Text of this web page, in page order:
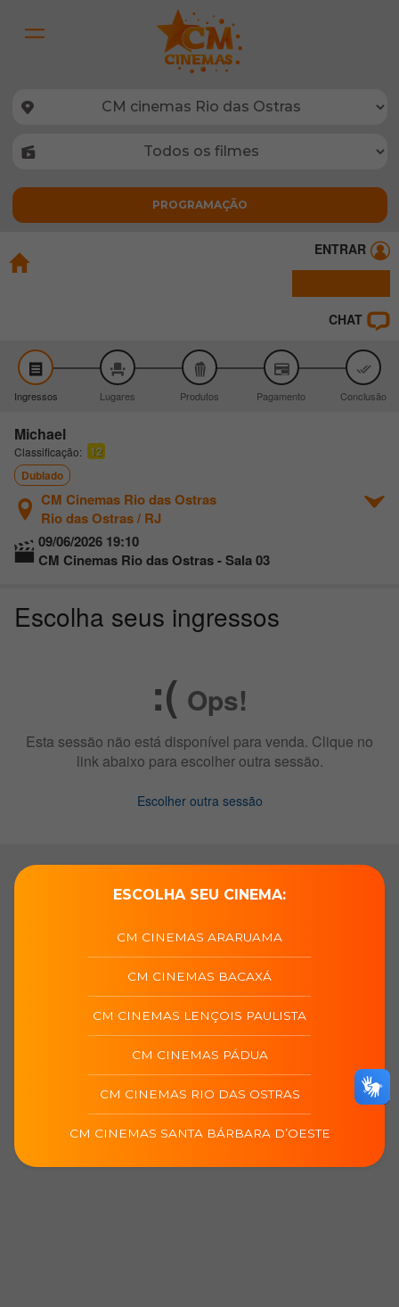
ESCOLHA SEU CINEMA:
CM CINEMAS ARARUAMA
CM CINEMAS BACAXÁ
CM CINEMAS LENÇOIS PAULISTA
CM CINEMAS PÁDUA
CM CINEMAS RIO DAS OSTRAS
CM CINEMAS SANTA BÁRBARA D’OESTE